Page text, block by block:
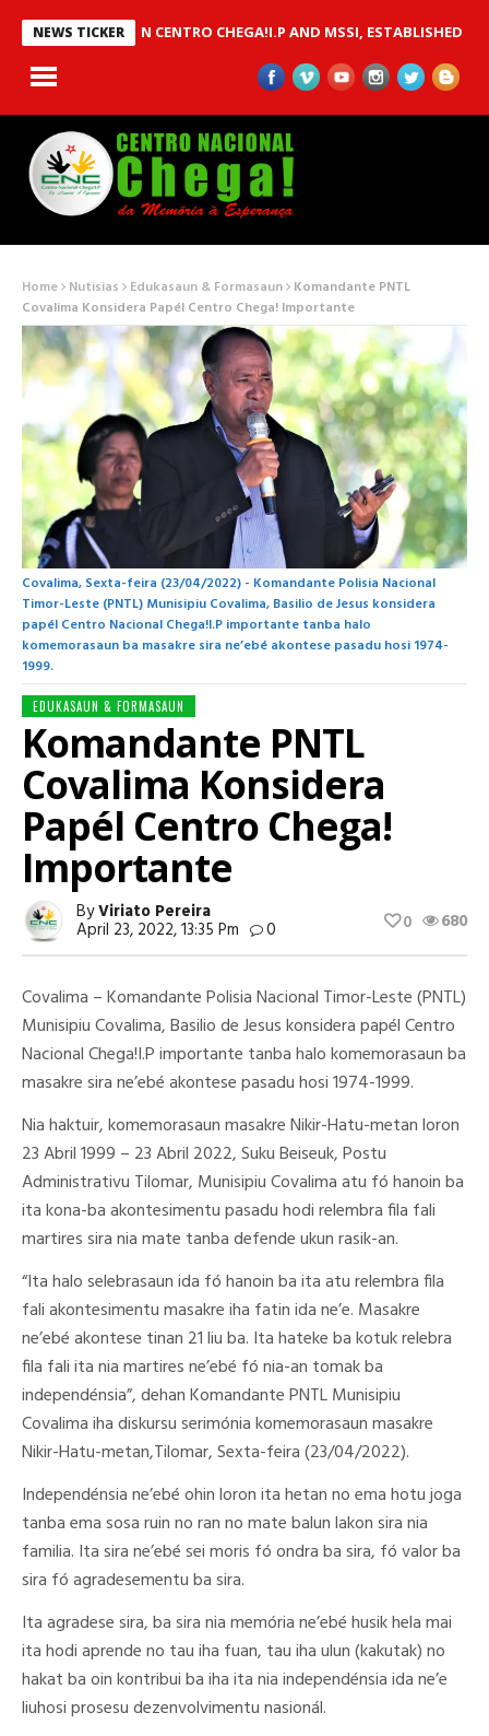
NEWS TICKER
BETWEEN CENTRO CHEGA!I.P AND MSSI, ESTABLISHED TO
Home Nutisias Edukasaun & Formasaun Komandante PNTL
Covalima Konsidera Papél Centro Chega! Importante
Covalima, Sexta-feira (23/04/2022) - Komandante Polisia Nacional
Timor-Leste (PNTL) Munisipiu Covalima, Basilio de Jesus konsidera
papél Centro Nacional Chega!I.P importante tanba halo
komemorasaun ba masakre sira ne’ebé akontese pasadu hosi 1974-
1999.
EDUKASAUN & FORMASAUN
Komandante PNTL
Covalima Konsidera
Papél Centro Chega!
Importante
ByViriato Pereira
April 23, 2022, 13:35 Pm 0 680
0
Covalima – Komandante Polisia Nacional Timor-Leste (PNTL)
Munisipiu Covalima, Basilio de Jesus konsidera papél Centro
Nacional Chega!I.P importante tanba halo komemorasaun ba
masakre sira ne’ebé akontese pasadu hosi 1974-1999.
Nia haktuir, komemorasaun masakre Nikir-Hatu-metan loron
23 Abril 1999 – 23 Abril 2022, Suku Beiseuk, Postu
Administrativu Tilomar, Munisipiu Covalima atu fó hanoin ba
ita kona-ba akontesimentu pasadu hodi relembra fila fali
martires sira nia mate tanba defende ukun rasik-an.
“Ita halo selebrasaun ida fó hanoin ba ita atu relembra fila
fali akontesimentu masakre iha fatin ida ne’e. Masakre
ne’ebé akontese tinan 21 liu ba. Ita hateke ba kotuk relebra
fila fali ita nia martires ne’ebé fó nia-an tomak ba
independénsia”, dehan Komandante PNTL Munisipiu
Covalima iha diskursu serimónia komemorasaun masakre
Nikir-Hatu-metan,Tilomar, Sexta-feira (23/04/2022).
Independénsia ne’ebé ohin loron ita hetan no ema hotu joga
tanba ema sosa ruin no ran no mate balun lakon sira nia
familia. Ita sira ne’ebé sei moris fó ondra ba sira, fó valor ba
sira fó agradesementu ba sira.
Ita agradese sira, ba sira nia memória ne’ebé husik hela mai
ita hodi aprende no tau iha fuan, tau iha ulun (kakutak) no
hakat ba oin kontribui ba iha ita nia independénsia ida ne’e
liuhosi prosesu dezenvolvimentu nasionál.